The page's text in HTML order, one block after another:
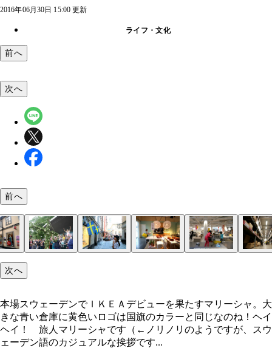
2016年06月30日 15:00 更新
ライフ・文化
前へ
Ｍはビルに入った大きいものから小さい路面店ま
イポールが建てられた
のイニシャルと、彼が育った農場や村の頭文字を
るんだって！
街や人や花の名前が付いているって知ってた？
次へ
前へ
次へ
本場スウェーデンでＩＫＥＡデビューを果たすマリーシャ。大
きな青い倉庫に黄色いロゴは国旗のカラーと同じなのね！ヘイ
ヘイ！ 旅人マリーシャです（←ノリノリのようですが、スウ
ェーデン語のカジュアルな挨拶です...